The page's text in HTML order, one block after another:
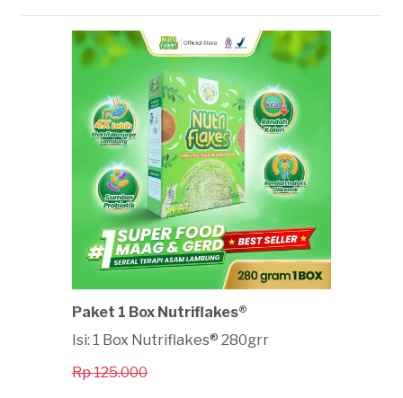
Paket 1 Box Nutriflakes®
Isi: 1 Box Nutriflakes® 280grr
Rp 125.000